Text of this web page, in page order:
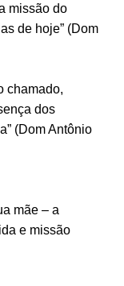
missão do
de hoje” (Dom
chamado,
dos
(Dom Antônio
mãe – a
e missão